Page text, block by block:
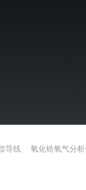
导线 氧化锆氧气分